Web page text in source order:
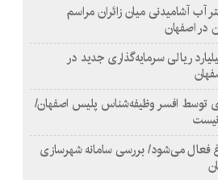
از ۸۰ هزار لیتر آب آشامیدنی میان زائران مراسم
در اصفهان
178 هزار میلیارد ریالی سرمایه‌گذاری جدید در
آزادی توسط افسر وظیفه‌شناس پلیس اصفهان/
فعال می‌شود/ بررسی سامانه شهرسازی